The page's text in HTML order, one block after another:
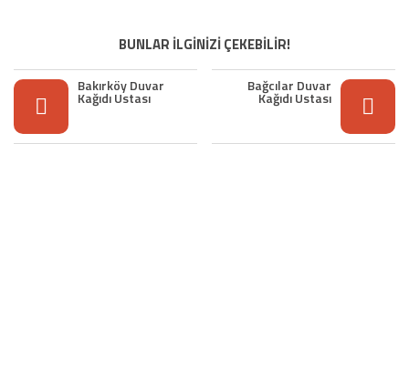
BUNLAR İLGİNİZİ ÇEKEBİLİR!
Bakırköy Duvar
Kağıdı Ustası
Bağcılar Duvar
Kağıdı Ustası